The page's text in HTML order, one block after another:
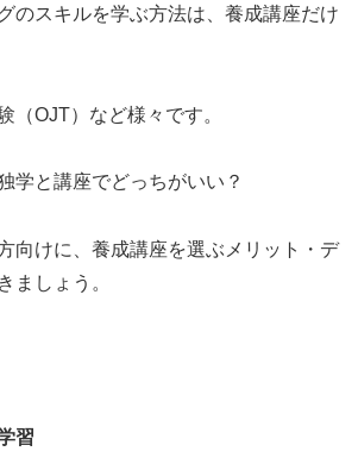
のスキルを学ぶ方法は、養成講座だけ
（OJT）など様々です。
学と講座でどっちがいい？
向けに、養成講座を選ぶメリット・デ
ましょう。
習